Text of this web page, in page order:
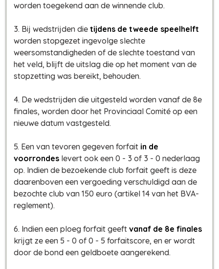
worden toegekend aan de winnende club.
3. Bij wedstrijden die tijdens de tweede speelhelft
worden stopgezet ingevolge slechte
weersomstandigheden of de slechte toestand van
het veld, blijft de uitslag die op het moment van de
stopzetting was bereikt, behouden.
4. De wedstrijden die uitgesteld worden vanaf de 8e
finales, worden door het Provinciaal Comité op een
nieuwe datum vastgesteld.
5. Een van tevoren gegeven forfait in de
voorrondes levert ook een 0 - 3 of 3 - 0 nederlaag
op. Indien de bezoekende club forfait geeft is deze
daarenboven een vergoeding verschuldigd aan de
bezochte club van 150 euro (artikel 14 van het BVA-
reglement).
6. Indien een ploeg forfait geeft vanaf de 8e finales
krijgt ze een 5 - 0 of 0 - 5 forfaitscore, en er wordt
door de bond een geldboete aangerekend.